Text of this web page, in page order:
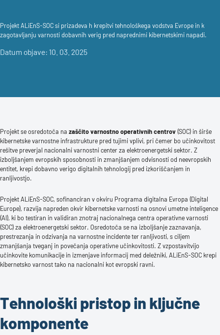
Projekt ALiEnS-SOC si prizadeva h krepitvi tehnološkega vodstva Evrope in k
zagotavljanju varnosti dobavnih verig pred naprednimi kibernetskimi napadi.
Datum objave: 10. 03. 2025
Projekt se osredotoča na zaščito varnostno operativnih centrov(SOC) in širše
kibernetske varnostne infrastrukture pred tujimi vplivi, pri čemer bo učinkovitost
rešitve preverjal nacionalni varnostni center za elektroenergetski sektor. Z
izboljšanjem evropskih sposobnosti in zmanjšanjem odvisnosti od neevropskih
entitet, krepi dobavno verigo digitalnih tehnologij pred izkoriščanjem in
ranljivostjo.
Projekt ALiEnS-SOC, sofinanciran v okviru Programa digitalna Evropa (Digital
Europe), razvija napreden okvir kibernetske varnosti na osnovi umetne inteligence
(AI), ki bo testiran in validiran znotraj nacionalnega centra operativne varnosti
(SOC) za elektroenergetski sektor. Osredotoča se na izboljšanje zaznavanja,
prestrezanja in odzivanja na varnostne incidente ter ranljivosti, s ciljem
zmanjšanja tveganj in povečanja operativne učinkovitosti. Z vzpostavitvijo
učinkovite komunikacije in izmenjave informacij med deležniki, ALiEnS-SOC krepi
kibernetsko varnost tako na nacionalni kot evropski ravni.
Tehnološki pristop in ključne
komponente